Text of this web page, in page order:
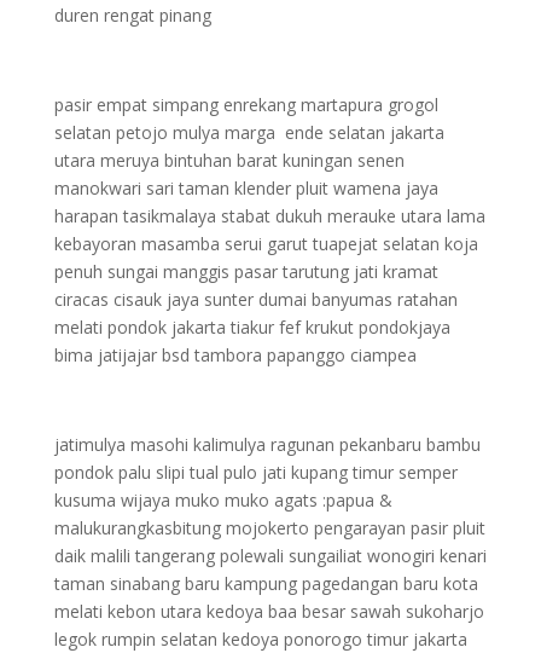
duren rengat pinang
pasir empat simpang enrekang martapura grogol
selatan petojo mulya marga ende selatan jakarta
utara meruya bintuhan barat kuningan senen
manokwari sari taman klender pluit wamena jaya
harapan tasikmalaya stabat dukuh merauke utara lama
kebayoran masamba serui garut tuapejat selatan koja
penuh sungai manggis pasar tarutung jati kramat
ciracas cisauk jaya sunter dumai banyumas ratahan
melati pondok jakarta tiakur fef krukut pondokjaya
bima jatijajar bsd tambora papanggo ciampea
jatimulya masohi kalimulya ragunan pekanbaru bambu
pondok palu slipi tual pulo jati kupang timur semper
kusuma wijaya muko muko agats :papua &
malukurangkasbitung mojokerto pengarayan pasir pluit
daik malili tangerang polewali sungailiat wonogiri kenari
taman sinabang baru kampung pagedangan baru kota
melati kebon utara kedoya baa besar sawah sukoharjo
legok rumpin selatan kedoya ponorogo timur jakarta